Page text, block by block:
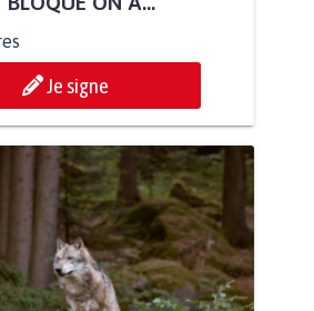
Je signe